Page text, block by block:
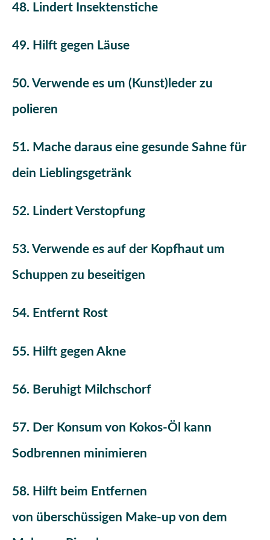
48. Lindert Insektenstiche
49. Hilft gegen Läuse
50. Verwende es um (Kunst)leder zu
polieren
51. Mache daraus eine gesunde Sahne für
dein Lieblingsgetränk
52. Lindert Verstopfung
53. Verwende es auf der Kopfhaut um
Schuppen zu beseitigen
54. Entfernt Rost
55. Hilft gegen Akne
56. Beruhigt Milchschorf
57. Der Konsum von Kokos-Öl kann
Sodbrennen minimieren
58. Hilft beim Entfernen
von überschüssigen Make-up von dem